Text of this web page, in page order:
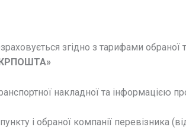
згідно з тарифами обраної
накладної та інформацією
і обраної компанії перевізника